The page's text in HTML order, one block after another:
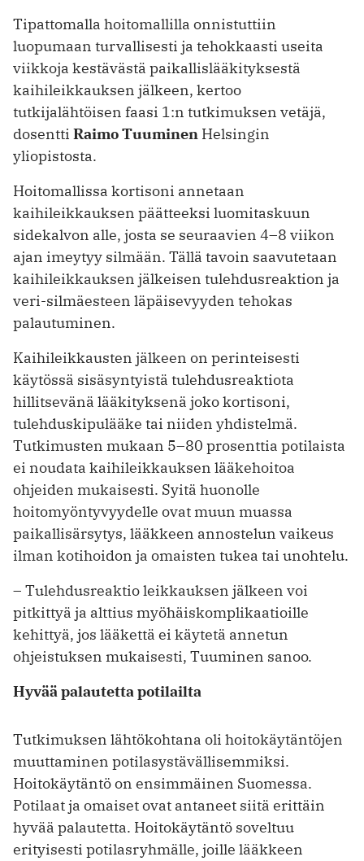
Tipattomalla hoitomallilla onnistuttiin
luopumaan turvallisesti ja tehokkaasti useita
viikkoja kestävästä paikallislääkityksestä
kaihileikkauksen jälkeen, kertoo
tutkijalähtöisen faasi 1:n tutkimuksen vetäjä,
dosentti Raimo Tuuminen Helsingin
yliopistosta.
Hoitomallissa kortisoni annetaan
kaihileikkauksen päätteeksi luomitaskuun
sidekalvon alle, josta se seuraavien 4–8 viikon
ajan imeytyy silmään. Tällä tavoin saavutetaan
kaihileikkauksen jälkeisen tulehdusreaktion ja
veri-silmäesteen läpäisevyyden tehokas
palautuminen.
Kaihileikkausten jälkeen on perinteisesti
käytössä sisäsyntyistä tulehdusreak­tiota
hillitsevänä lääkityksenä joko kortisoni,
tulehduskipulääke tai niiden yhdistelmä.
Tutkimusten mukaan 5–80 prosenttia potilaista
ei noudata kaihileikkauksen lääkehoitoa
ohjeiden mukaisesti. Syitä huonolle
hoitomyöntyvyydelle ovat muun muassa
paikallisärsytys, lääkkeen annostelun vaikeus
ilman kotihoidon ja omaisten tukea tai unohtelu.
– Tulehdusreaktio leikkauksen jälkeen voi
pitkittyä ja alttius myöhäiskomplikaatioille
kehittyä, jos lääkettä ei käytetä annetun
ohjeistuksen mukaisesti, Tuuminen sanoo.
Hyvää palautetta potilailta
Tutkimuksen lähtökohtana oli hoitokäytäntöjen
muuttaminen potilasystävällisemmiksi.
Hoitokäytäntö on ensimmäinen Suomessa.
Potilaat ja omaiset ovat antaneet siitä erittäin
hyvää palautetta. ­Hoitokäytäntö soveltuu
erityisesti ­potilasryhmälle, joille lääkkeen